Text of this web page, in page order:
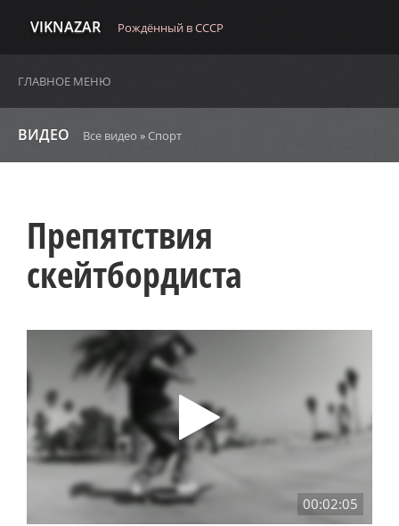
VIKNAZAR Рождённый в СССР
ГЛАВНОЕ МЕНЮ
ВИДЕО Все видео » Спорт
Препятствия
скейтбордиста
00:02:05